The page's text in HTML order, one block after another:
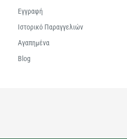
Εγγραφή
Ιστορικό Παραγγελιών
Αγαπημένα
Βlog